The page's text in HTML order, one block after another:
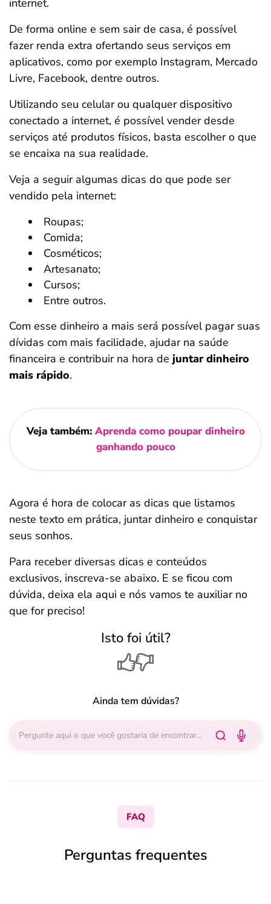
internet.
De forma online e sem sair de casa, é possível
fazer renda extra ofertando seus serviços em
aplicativos, como por exemplo Instagram, Mercado
Livre, Facebook, dentre outros.
Utilizando seu celular ou qualquer dispositivo
conectado a internet, é possível vender desde
serviços até produtos físicos, basta escolher o que
se encaixa na sua realidade.
Veja a seguir algumas dicas do que pode ser
vendido pela internet:
Roupas;
Comida;
Cosméticos;
Artesanato;
Cursos;
Entre outros.
Com esse dinheiro a mais será possível pagar suas
dívidas com mais facilidade, ajudar na saúde
financeira e contribuir na hora de juntar dinheiro
mais rápido.
Veja também: Aprenda como poupar dinheiro
ganhando pouco
Agora é hora de colocar as dicas que listamos
neste texto em prática, juntar dinheiro e conquistar
seus sonhos.
Para receber diversas dicas e conteúdos
exclusivos, inscreva-se abaixo. E se ficou com
dúvida, deixa ela aqui e nós vamos te auxiliar no
que for preciso!
Isto foi útil?
Ainda tem dúvidas?
FAQ
Perguntas frequentes